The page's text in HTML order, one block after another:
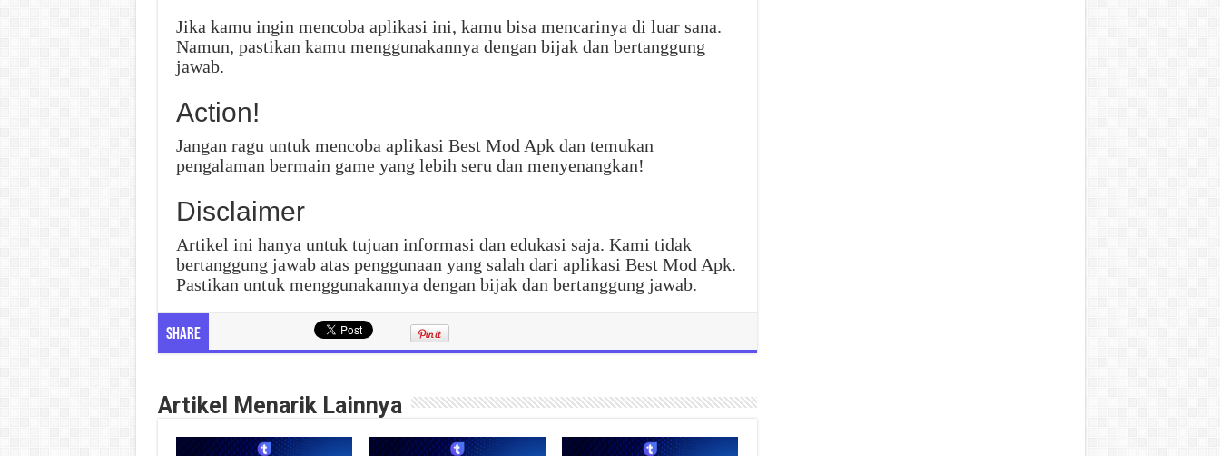
Jika kamu ingin mencoba aplikasi ini, kamu bisa mencarinya di luar sana.
Namun, pastikan kamu menggunakannya dengan bijak dan bertanggung
jawab.
Action!
Jangan ragu untuk mencoba aplikasi Best Mod Apk dan temukan
pengalaman bermain game yang lebih seru dan menyenangkan!
Disclaimer
Artikel ini hanya untuk tujuan informasi dan edukasi saja. Kami tidak
bertanggung jawab atas penggunaan yang salah dari aplikasi Best Mod Apk.
Pastikan untuk menggunakannya dengan bijak dan bertanggung jawab.
Share
Artikel Menarik Lainnya